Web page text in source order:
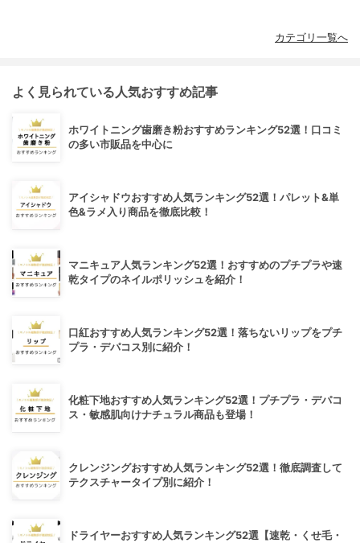
カテゴリ一覧へ
よく見られている人気おすすめ記事
ホワイトニング歯磨き粉おすすめランキング52選！口コミ
の多い市販品を中心に
アイシャドウおすすめ人気ランキング52選！パレット&単
色&ラメ入り商品を徹底比較！
マニキュア人気ランキング52選！おすすめのプチプラや速
乾タイプのネイルポリッシュを紹介！
口紅おすすめ人気ランキング52選！落ちないリップをプチ
プラ・デパコス別に紹介！
化粧下地おすすめ人気ランキング52選！プチプラ・デパコ
ス・敏感肌向けナチュラル商品も登場！
クレンジングおすすめ人気ランキング52選！徹底調査して
テクスチャータイプ別に紹介！
ドライヤーおすすめ人気ランキング52選【速乾・くせ毛・